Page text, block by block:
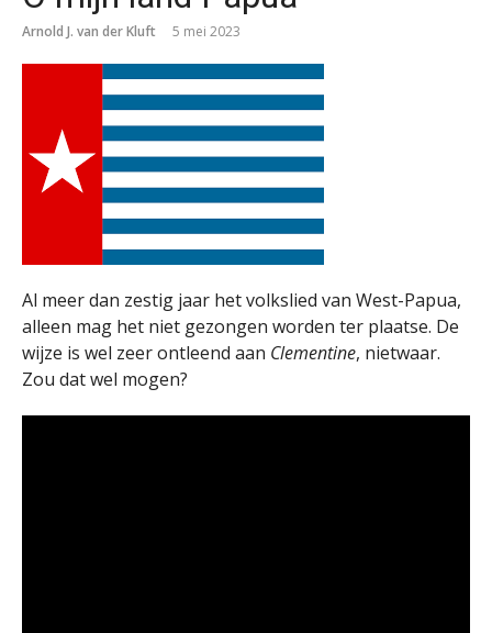
Arnold J. van der Kluft 5 mei 2023
Al meer dan zestig jaar het volkslied van West-Papua,
alleen mag het niet gezongen worden ter plaatse. De
wijze is wel zeer ontleend aan Clementine, nietwaar.
Zou dat wel mogen?